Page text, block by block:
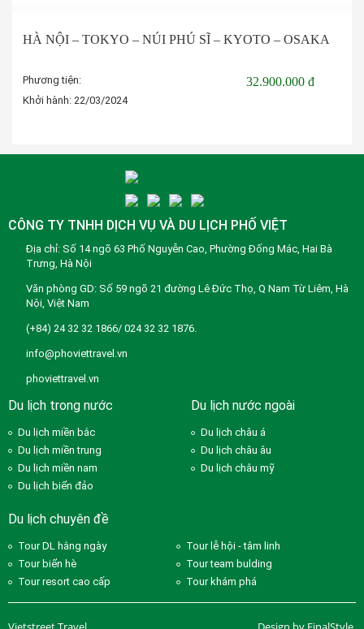
HÀ NỘI – TOKYO – NÚI PHÚ SĨ – KYOTO – OSAKA
Phương tiện:
Khởi hành: 22/03/2024
32.900.000 đ
CÔNG TY TNHH DỊCH VỤ VÀ DU LỊCH PHỐ VIỆT
Địa chỉ: Số 14 ngõ 63 Phố Nguyễn Cao, Phường Đống Mác, Hai Bà
Trưng, Hà Nội
Văn phòng GD: Số 59 ngõ 21 đường Lê Đức Thọ, Q Nam Từ Liêm, Hà
Nội, Việt Nam
(+84) 24 32 32 1866/ 024 32 32 1876.
info@phoviettravel.vn
phoviettravel.vn
Du lịch trong nước
Du lịch miền bắc
Du lịch miền trung
Du lịch miền nam
Du lịch biển đảo
Du lịch nước ngoài
Du lịch châu á
Du lịch châu âu
Du lịch châu mỹ
Du lịch chuyên đề
Tour DL hằng ngày
Tour lễ hội - tâm linh
Tour biển hè
Tour team bulding
Tour resort cao cấp
Tour khám phá